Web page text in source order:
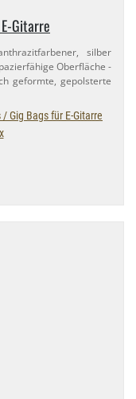
​Gitarre
silber
Oberfläche -
geformte, gepolsterte
Gig Bags für E-Gitarre